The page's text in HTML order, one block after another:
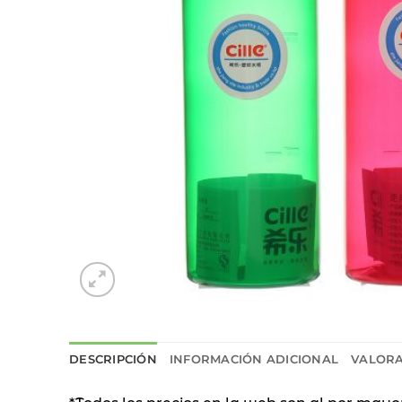
DESCRIPCIÓN INFORMACIÓN ADICIONAL